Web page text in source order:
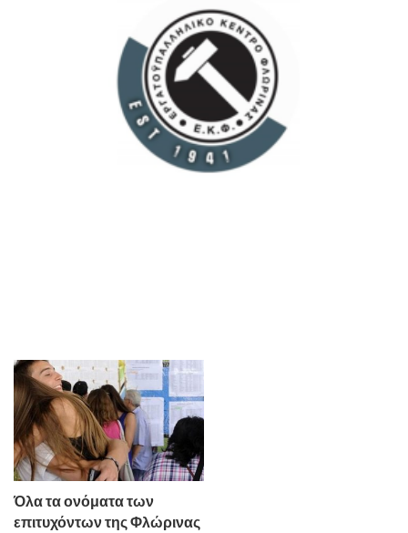
Όλα τα ονόματα των
επιτυχόντων της Φλώρινας